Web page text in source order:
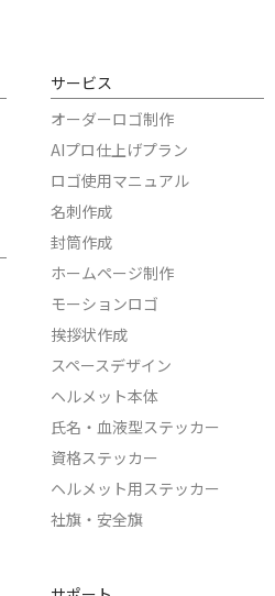
サービス
オーダーロゴ制作
AIプロ仕上げプラン
ロゴ使用マニュアル
名刺作成
封筒作成
ホームページ制作
モーションロゴ
挨拶状作成
スペースデザイン
ヘルメット本体
氏名・血液型ステッカー
資格ステッカー
ヘルメット用ステッカー
社旗・安全旗